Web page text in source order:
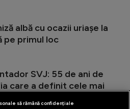
albă cu ocazii uriașe la
pe primul loc
SVJ: 55 de ani de
care a definit cele mai
să rămână confidențiale